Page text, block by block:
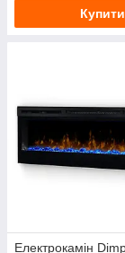
Купити
Електрокамін